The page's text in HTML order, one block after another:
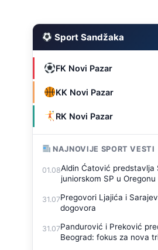
Sport Sandžaka
FK Novi Pazar
KK Novi Pazar
RK Novi Pazar
NAJNOVIJE SPORT VESTI
01.08Aldin Ćatović predstavlja
juniorskom SP u Oregonu
31.07Pregovori Ljajića i
dogovora
31.07Pandurović i Preković
Beograd: fokus za nova